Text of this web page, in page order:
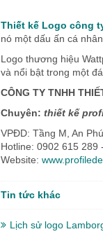
Thiết kế Logo công
nó một dấu ấn cá
Logo thương hiệu
và nổi bật trong một
CÔNG TY TNHH
Chuyên: thiết kế
VPĐD: Tầng M, An
Hotline: 0902 615 289
Website:
Tin tức khác
Lịch sử logo